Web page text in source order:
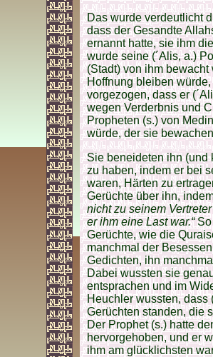
Das wurde verdeutlicht
dass der Gesandte
ernannt hatte, sie ihm
wurde seine (´Alis, a.)
(Stadt) von ihm
Hoffnung bleiben
vorgezogen, dass er
wegen Verderbnis und
Propheten (s.) von
würde, der sie
Sie beneideten ihn (und
zu haben, indem er bei
waren, Härten zu
Gerüchte über ihn,
nicht zu seinem
er ihm eine Last war.“So
Gerüchte, wie die
manchmal der
Gedichten, ihn
Dabei wussten sie
entsprachen und im
Heuchler wussten, dass
Gerüchten standen, die
Der Prophet (s.) hatte
hervorgehoben, und er
ihm am glücklichsten